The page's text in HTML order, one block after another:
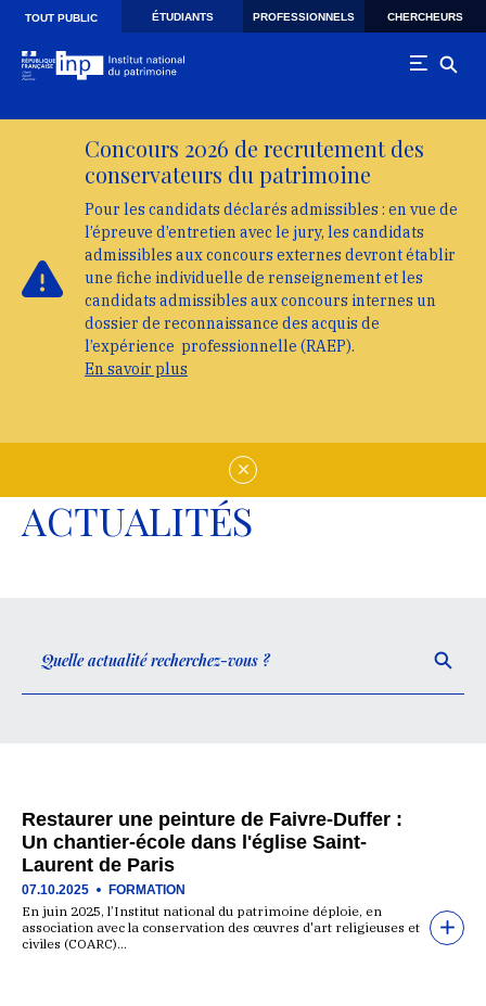
Skip to main navigation
Aller au contenu principal
TOUT PUBLIC ÉTUDIANTS PROFESSIONNELS CHERCHEURS
Concours 2026 de recrutement des
conservateurs du patrimoine
Pour les candidats déclarés admissibles : en vue de
l’épreuve d’entretien avec le jury, les candidats
admissibles aux concours externes devront établir
une fiche individuelle de renseignement et les
candidats admissibles aux concours internes un
dossier de reconnaissance des acquis de
l’expérience professionnelle (RAEP).
En savoir plus
ACTUALITÉS
Restaurer une peinture de Faivre-Duffer :
Un chantier-école dans l'église Saint-
Laurent de Paris
07.10.2025 FORMATION
En juin 2025, l’Institut national du patrimoine déploie, en
association avec la conservation des œuvres d'art religieuses et
civiles (COARC)…